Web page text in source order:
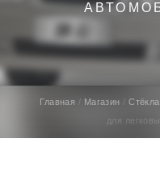
Главная Магазин
для